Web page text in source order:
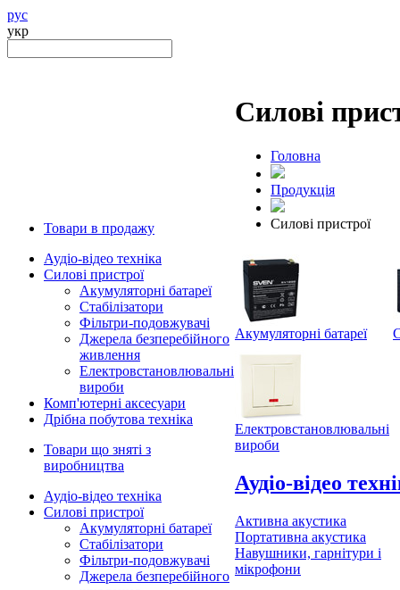
рус
укр
Товари в продажу
Аудіо-відео техніка
Силові пристрої
Акумуляторні батареї
Стабілізатори
Фільтри-подовжувачі
Джерела безперебійного
живлення
Електровстановлювальні
вироби
Комп'ютерні аксесуари
Дрібна побутова техніка
Товари що зняті з
виробництва
Аудіо-відео техніка
Силові пристрої
Акумуляторні батареї
Стабілізатори
Фільтри-подовжувачі
Джерела безперебійного
Силові
Головна
Продукцiя
Силові пристрої
Акумуляторні батареї
Електровстановлювальні
вироби
Аудіо-відео
Активна акустика
Портативна акустика
Навушники, гарнітури і
мікрофони